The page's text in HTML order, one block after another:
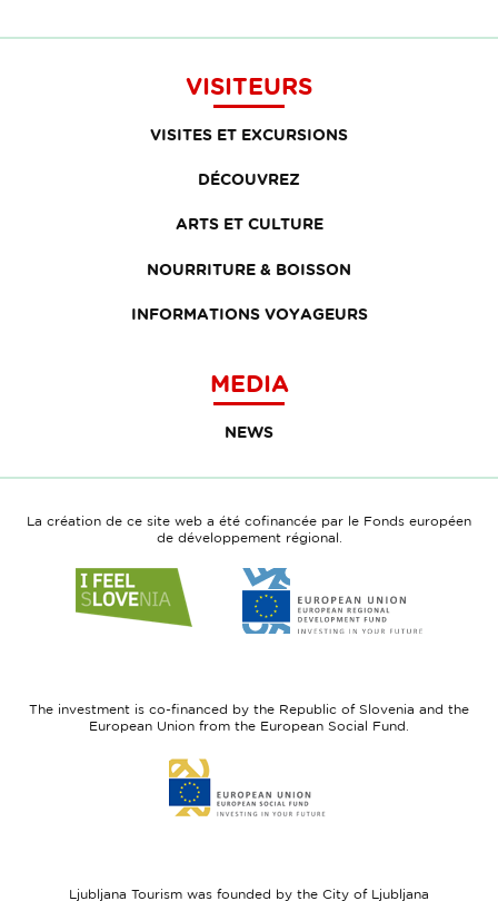
VISITEURS
VISITES ET EXCURSIONS
DÉCOUVREZ
ARTS ET CULTURE
NOURRITURE & BOISSON
INFORMATIONS VOYAGEURS
MEDIA
NEWS
La création de ce site web a été cofinancée par le Fonds européen
de développement régional.
to
website
to
website
Fund
The investment is co-financed by the Republic of Slovenia and the
European Union from the European Social Fund.
to
website
Ljubljana Tourism was founded by the City of Ljubljana